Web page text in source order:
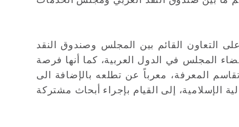
التعاون القائم بين المجلس وصندوق النقد
المجلس في الدول العربية، كما أنها فرصة
المعرفة، معرباً عن تطلعه بالإضافة الى
الإسلامية، إلى القيام بإجراء أبحاث مشتركة